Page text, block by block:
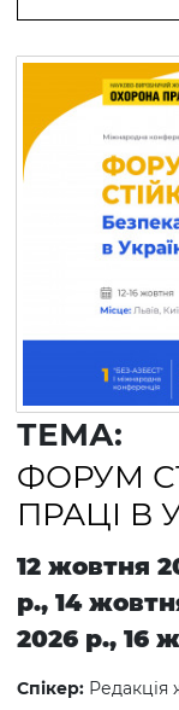
ТЕМА:
ФОРУМ
ПРАЦІ В
12 жовтня
р., 14
2026 р., 16
Спікер: Редакція